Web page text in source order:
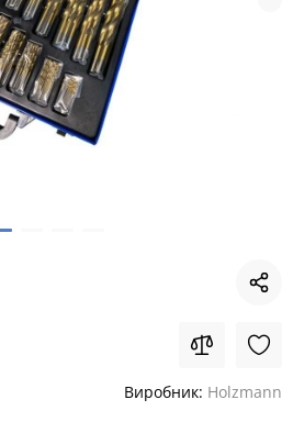
Виробник: Holzmann